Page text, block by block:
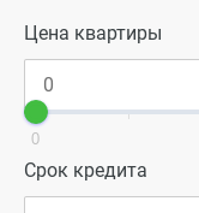
Цена квартиры
0
Срок кредита